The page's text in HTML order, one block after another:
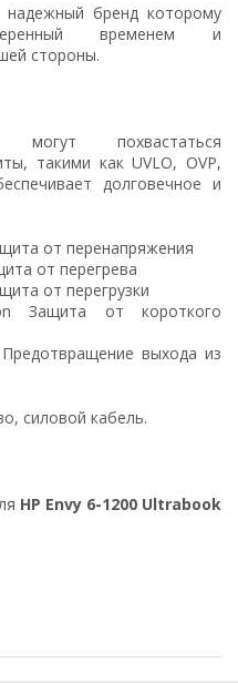
надежный бренд которому
временем и
стороны.
могут похвастаться
такими как UVLO, OVP,
долговечное и
от перенапряжения
от перегрева
от перегрузки
Защита от короткого
выхода из
силовой кабель.
HP Envy 6-1200 Ultrabook